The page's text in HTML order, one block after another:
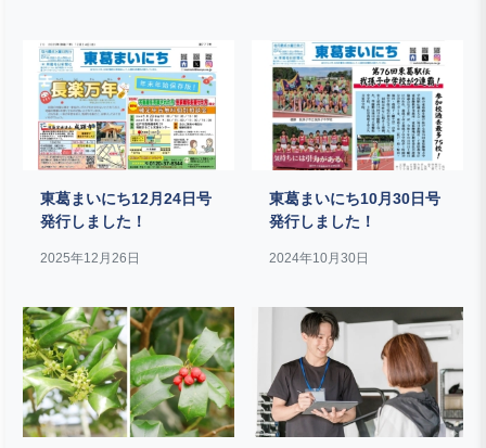
東葛まいにち12月24日号
発行しました！
2025年12月26日
東葛まいにち10月30日号
発行しました！
2024年10月30日